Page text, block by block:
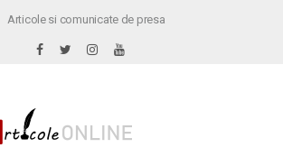
Articole si comunicate de presa